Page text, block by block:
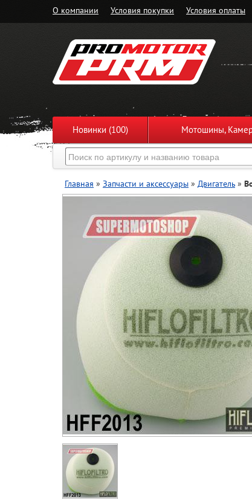
О компании Условия покупки Условия оплаты
Новинки (100) Мотошины,
Главная » Запчасти и аксессуары » Двигатель »